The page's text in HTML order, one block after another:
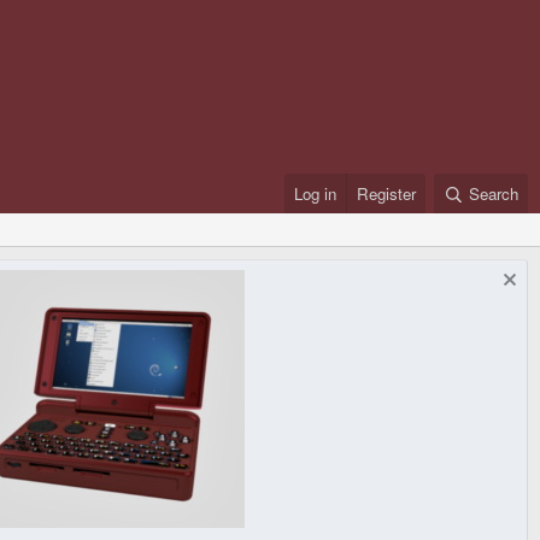
Log in Register Search